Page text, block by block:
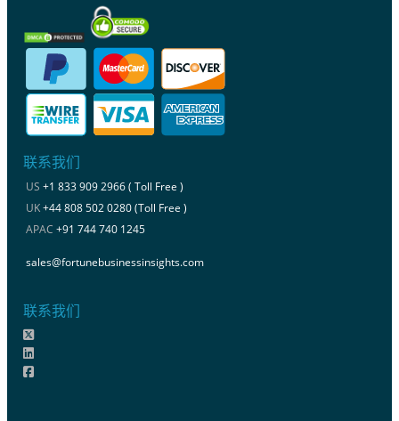
联系我们
US +1 833 909 2966 ( Toll Free )
UK+44 808 502 0280 (Toll Free )
APAC +91 744 740 1245
sales@fortunebusinessinsights.com
联系我们